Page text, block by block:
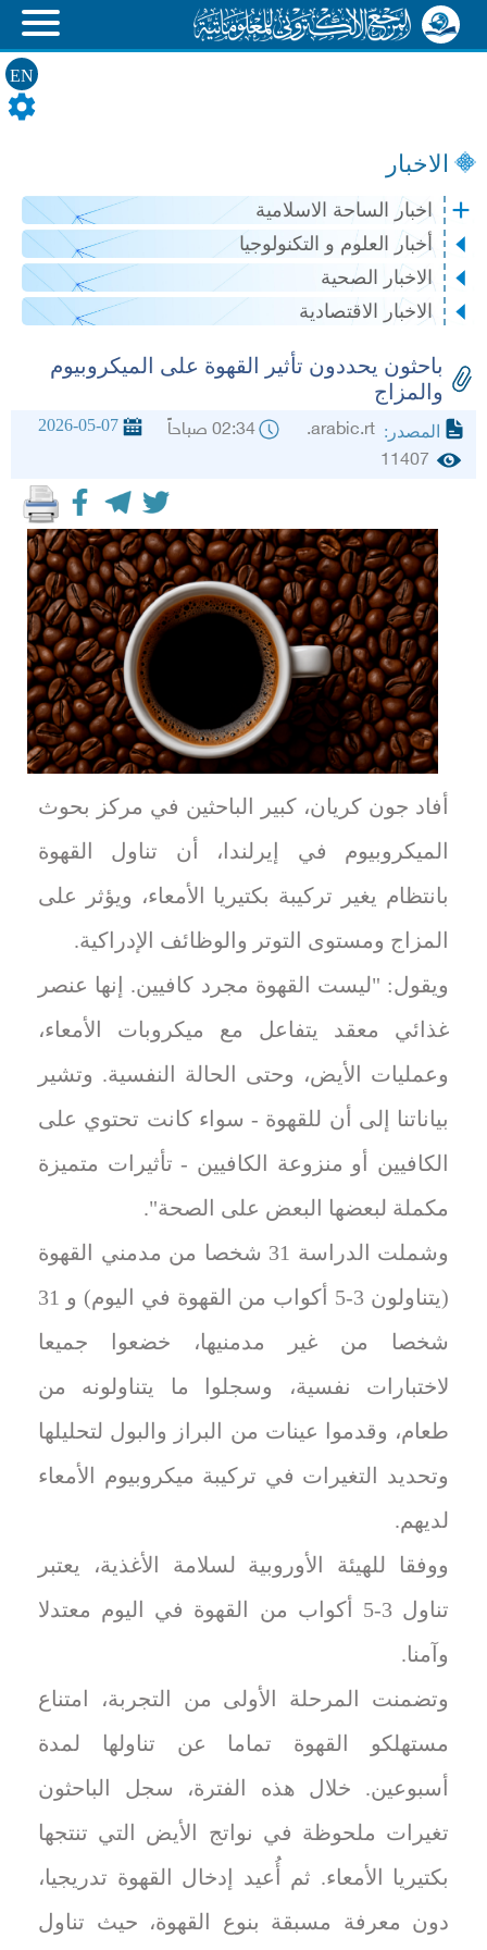
EN
الاخبار
اخبار الساحة الاسلامية
أخبار العلوم و التكنولوجيا
الاخبار الصحية
الاخبار الاقتصادية
باحثون يحددون تأثير القهوة على الميكروبيوم
والمزاج
المصدر: 02:34 صباحاً 2026-05-07
11407
أفاد جون كريان، كبير الباحثين في مركز بحوث
الميكروبيوم في إيرلندا، أن تناول القهوة
بانتظام يغير تركيبة بكتيريا الأمعاء، ويؤثر على
المزاج ومستوى التوتر والوظائف الإدراكية.
ويقول: "ليست القهوة مجرد كافيين. إنها عنصر
غذائي معقد يتفاعل مع ميكروبات الأمعاء،
وعمليات الأيض، وحتى الحالة النفسية. وتشير
بياناتنا إلى أن للقهوة - سواء كانت تحتوي على
الكافيين أو منزوعة الكافيين - تأثيرات متميزة
مكملة لبعضها البعض على الصحة".
وشملت الدراسة 31 شخصا من مدمني القهوة
(يتناولون 3-5 أكواب من القهوة في اليوم) و 31
شخصا من غير مدمنيها، خضعوا جميعا
لاختبارات نفسية، وسجلوا ما يتناولونه من
طعام، وقدموا عينات من البراز والبول لتحليلها
وتحديد التغيرات في تركيبة ميكروبيوم الأمعاء
لديهم.
ووفقا للهيئة الأوروبية لسلامة الأغذية، يعتبر
تناول 3-5 أكواب من القهوة في اليوم معتدلا
وآمنا.
وتضمنت المرحلة الأولى من التجربة، امتناع
مستهلكو القهوة تماما عن تناولها لمدة
أسبوعين. خلال هذه الفترة، سجل الباحثون
تغيرات ملحوظة في نواتج الأيض التي تنتجها
بكتيريا الأمعاء. ثم أُعيد إدخال القهوة تدريجيا،
دون معرفة مسبقة بنوع القهوة، حيث تناول